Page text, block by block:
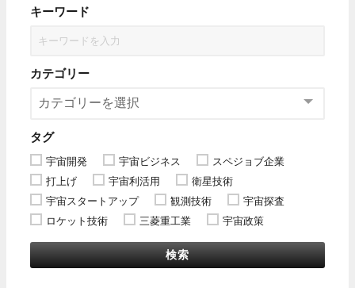
キーワード
カテゴリー
タグ
宇宙開発 宇宙ビジネス
スペジョブ企業
打上げ
宇宙利活用
衛星技術
宇宙スタートアップ
観測技術
宇宙探査
ロケット技術
三菱重工業 宇宙政策
検索